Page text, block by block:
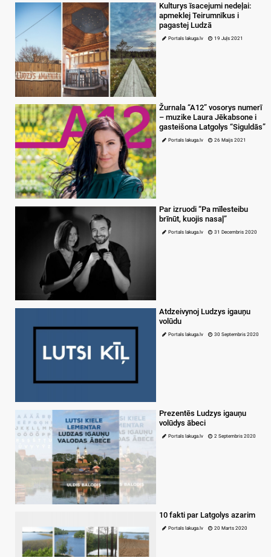
Kulturys īsacejumi nedeļai:
apmeklej Teirumnīkus i
pagastej Ludzā
Portals lakuga.lv 19 Juļs 2021
Žurnala “A12” vosorys numerī
– muzike Laura Jēkabsone i
gasteišona Latgolys “Siguldās”
Portals lakuga.lv 26 Maijs 2021
Par izruodi “Pa mīlesteibu
brīnūt, kuojis nasaļ”
Portals lakuga.lv 31 Decembris 2020
Atdzeivynoj Ludzys igauņu
volūdu
Portals lakuga.lv 30 Septembris 2020
Prezentēs Ludzys igauņu
volūdys ābeci
Portals lakuga.lv 2 Septembris 2020
10 fakti par Latgolys azarim
Portals lakuga.lv 20 Marts 2020